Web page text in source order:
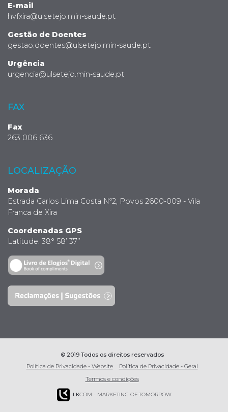
E-mail
hvfxira@ulsetejo.min-saude.pt
Gestão de Doentes
gestao.doentes@ulsetejo.min-saude.pt
Urgência
urgencia@ulsetejo.min-saude.pt
FAX
Fax
263 006 636
LOCALIZAÇÃO
Morada
Estrada Carlos Lima Costa Nº2, Povos 2600-009 - Vila
Franca de Xira
Coordenadas GPS
Latitude: 38° 58’ 37’’
© 2019 Todos os direitos reservados
Política de Privacidade - Website
Política de Privacidade - Geral
Termos e condições
LKCOM - MARKETING OF TOMORROW